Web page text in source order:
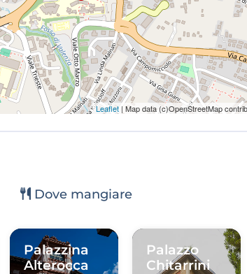
Leaflet | Map data (c)OpenStreetMap
Dove mangiare
Palazzina
Alterocca
Palazzo
Chitarrini